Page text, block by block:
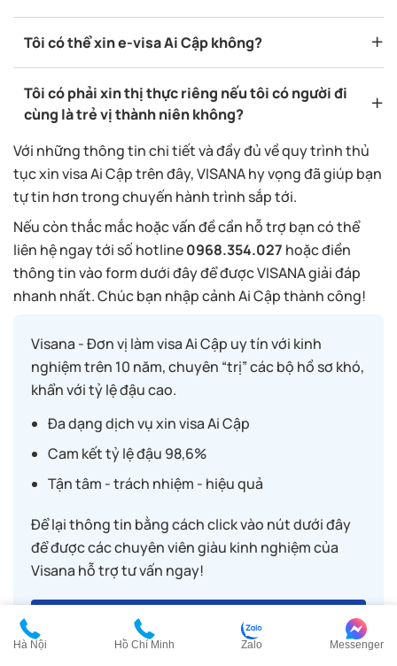
Tôi có thể xin e-visa Ai Cập không?
Tôi có phải xin thị thực riêng nếu tôi có người đi
cùng là trẻ vị thành niên không?
Với những thông tin chi tiết và đầy đủ về quy trình thủ
tục xin visa Ai Cập trên đây, VISANA hy vọng đã giúp bạn
tự tin hơn trong chuyến hành trình sắp tới.
Nếu còn thắc mắc hoặc vấn đề cần hỗ trợ bạn có thể
liên hệ ngay tới số hotline0968.354.027 hoặc điền
thông tin vào form dưới đây để được VISANA giải đáp
nhanh nhất. Chúc bạn nhập cảnh Ai Cập thành công!
Visana - Đơn vị làm visa Ai Cập uy tín với kinh
nghiệm trên 10 năm, chuyên “trị” các bộ hồ sơ khó,
khẩn với tỷ lệ đậu cao.
Đa dạng dịch vụ xin visa Ai Cập
Cam kết tỷ lệ đậu 98,6%
Tận tâm - trách nhiệm - hiệu quả
Để lại thông tin bằng cách click vào nút dưới đây
để được các chuyên viên giàu kinh nghiệm của
Visana hỗ trợ tư vấn ngay!
YÊU CẦU TƯ VẤN VISA AI CẬP
Hà Nội Hồ Chí Minh Zalo Messenger